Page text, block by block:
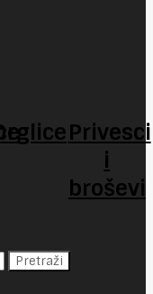
Privesci
i
broševi
Pretraži